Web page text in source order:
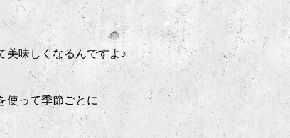
美味しくなるんですよ ♪
使って季節ごとに